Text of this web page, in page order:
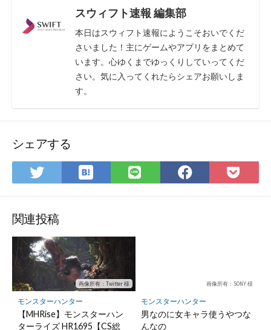
る
スウィフト速報 編集部
本日はスウィフト速報にようこそおいでくだ
さいました！主にゲームやアプリをまとめて
います。心ゆくまでゆっくりしていってくだ
さい。気に入ってくれたらシェアお願いしま
す。
シェアする
Twitter
で
ェ
ア
は
て
ク
マ
ー
ク
保
LINE
で
Facebook
で
に
関連投稿
画像所有：Twitter 様
モンスターハンター
【MHRise】モンスターハン
ターライズ HR1695【CS総
画像所有：SONY 様
モンスターハンター
男なのに女キャラ使うやつな
んなの